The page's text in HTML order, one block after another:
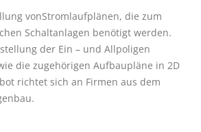
vonStromlaufplänen, die zum
Schaltanlagen benötigt werden.
der Ein – und Allpoligen
die zugehörigen Aufbaupläne in 2D
richtet sich an Firmen aus dem